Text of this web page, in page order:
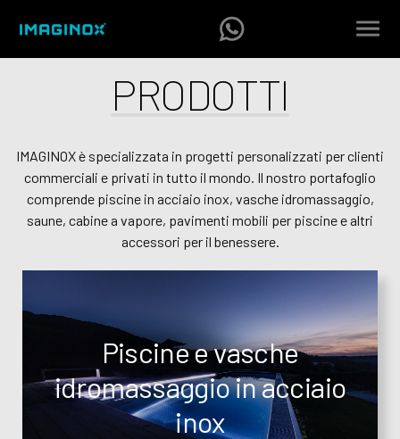
PRODOTTI
IMAGINOX è specializzata in progetti personalizzati per clienti
commerciali e privati in tutto il mondo. Il nostro portafoglio
comprende piscine in acciaio inox, vasche idromassaggio,
saune, cabine a vapore, pavimenti mobili per piscine e altri
accessori per il benessere.
Piscine e vasche
idromassaggio in acciaio
inox